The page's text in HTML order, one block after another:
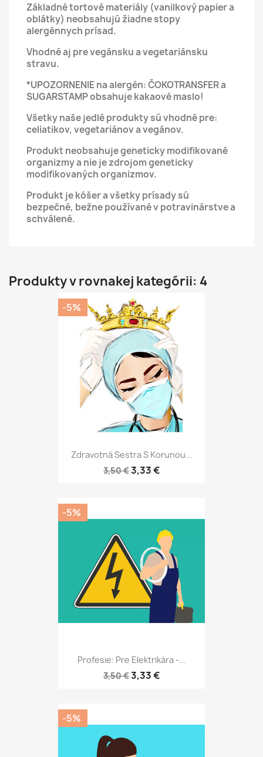
Základné tortové materiály (vanilkový papier a
oblátky) neobsahujú žiadne stopy
alergénnych prísad.
Vhodné aj pre vegánsku a vegetariánsku
stravu.
*UPOZORNENIE na alergén: ČOKOTRANSFER a
SUGARSTAMP obsahuje kakaové maslo!
Všetky naše jedlé produkty sú vhodné pre:
celiatikov, vegetariánov a vegánov.
Produkt neobsahuje geneticky modifikované
organizmy a nie je zdrojom geneticky
modifikovaných organizmov.
Produkt je kóšer a všetky prísady sú
bezpečné, bežne používané v potravinárstve a
schválené.
Produkty v rovnakej kategórii: 4
Zdravotná Sestra S Korunou...
3,50 €3,33 €
-5%
Profesie: Pre Elektrikára -...
3,50 €3,33 €
-5%
-5%